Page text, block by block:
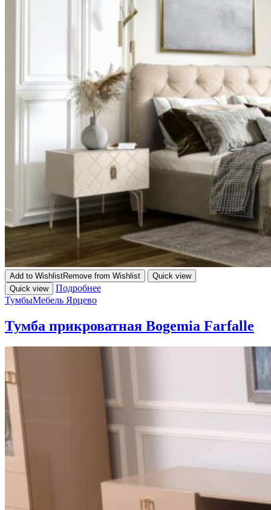
Add to WishlistRemove from Wishlist
Quick view
Quick view
Подробнее
ТумбыМебель Ярцево
Тумба прикроватная Bogemia Farfalle